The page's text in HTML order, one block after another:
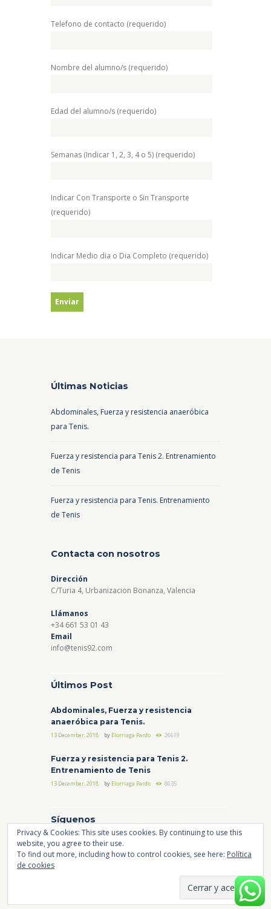
Telefono de contacto (requerido)
Nombre del alumno/s (requerido)
Edad del alumno/s (requerido)
Semanas (Indicar 1, 2, 3, 4 o 5) (requerido)
Indicar Con Transporte o Sin Transporte
(requerido)
Indicar Medio dia o Dia Completo (requerido)
Últimas Noticias
Abdominales, Fuerza y resistencia anaeróbica
para Tenis.
Fuerza y resistencia para Tenis 2. Entrenamiento
de Tenis
Fuerza y resistencia para Tenis. Entrenamiento
de Tenis
Contacta con nosotros
Dirección
C/Turia 4, Urbanizacion Bonanza, Valencia
Llámanos
+34 661 53 01 43
Email
info@tenis92.com
Últimos Post
Abdominales, Fuerza y resistencia
anaeróbica para Tenis.
13 December, 2018 by Elorriaga Pardo 26619
Fuerza y resistencia para Tenis 2.
Entrenamiento de Tenis
13 December, 2018 by Elorriaga Pardo 8035
Síguenos
InstagramFacebookYouTube
Privacy & Cookies: This site uses cookies. By continuing to use this
website, you agree to their use.
To find out more, including how to control cookies, see here: Política
de cookies